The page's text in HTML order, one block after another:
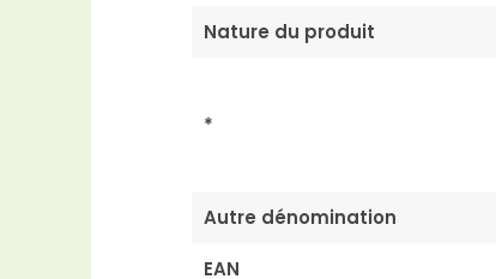
Nature du produit
*
Autre dénomination
EAN